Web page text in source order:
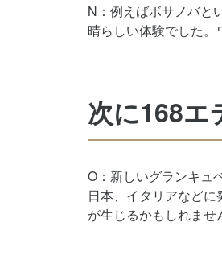
N：例えばボサノバと
晴らしい体験でした。
次に168エ
O：新しいグランキュ
日本、イタリアなど
が生じるかもしれませ